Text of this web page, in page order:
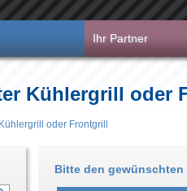
Ihr Partner
Kühlergrill oder
oder Frontgrill
Bitte den gewünschten